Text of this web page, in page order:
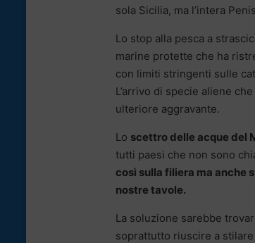
sola Sicilia, ma l’intera
Lo stop alla pesca a
marine protette che ha
con limiti stringenti sulle
L’arrivo di specie aliene
ulteriore aggravante.
Lo scettro delle acque del
tutti paesi che non sono
così sulla filiera ma anche
nostre tavole.
La soluzione sarebbe
soprattutto riuscire a